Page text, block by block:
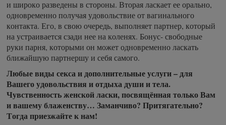
и широко разведены в стороны. Вторая ласкает ее орально,
одновременно получая удовольствие от вагинального
контакта. Его, в свою очередь, выполняет партнер, который
на устраивается сзади нее на коленях. Бонус- свободные
руки парня, которыми он может одновременно ласкать
ближайшую партнершу и себя самого.
Любые виды секса и дополнительные услуги – для
Вашего удовольствия и отдыха души и тела.
Чувственность женской ласки, посвящённая только Вам
и вашему блаженству… Заманчиво? Притягательно?
Тогда приезжайте к нам!